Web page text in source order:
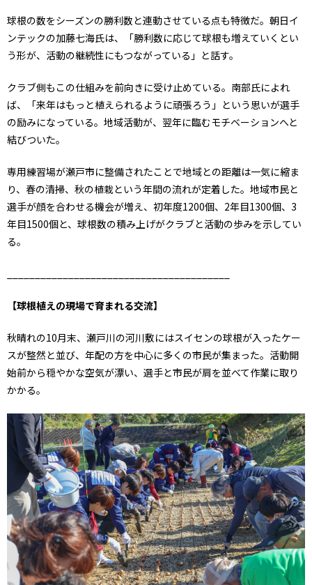
球根の数をシーズンの勝利数と連動させている点も特徴だ。朝日イ
ンテックの加藤七海氏は、「勝利数に応じて球根も増えていくとい
う形が、活動の継続性にもつながっている」と話す。
クラブ側もこの仕組みを前向きに受け止めている。南部氏によれ
ば、「来年はもっと植えられるように頑張ろう」という思いが選手
の励みになっている。地域活動が、翌年に臨むモチベーションへと
結びついた。
専用練習場が瀬戸市に整備されたことで地域との距離は一気に縮ま
り、春の清掃、秋の植栽という年間の流れが定着した。地域市民と
選手が顔を合わせる機会が増え、初年度1200個、2年目1300個、3
年目1500個と、球根数の積み上げがクラブと活動の歩みを示してい
る。
【球根植えの現場で育まれる交流】
秋晴れの10月末、瀬戸川の河川敷にはスイセンの球根が入ったケー
スが整然と並び、年配の方を中心に多くの市民が集まった。活動開
始前から穏やかな空気が漂い、選手と市民が肩を並べて作業に取り
かかる。